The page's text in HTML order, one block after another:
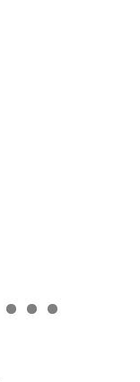
0 1 2